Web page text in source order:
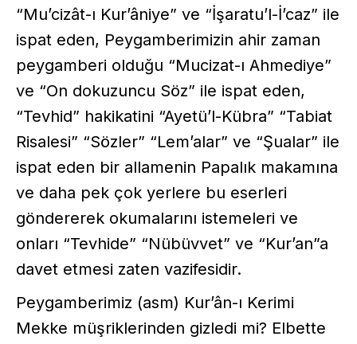
“Mu’cizât-ı Kur’âniye” ve “İşaratu’l-İ’caz” ile
ispat eden, Peygamberimizin ahir zaman
peygamberi olduğu “Mucizat-ı Ahmediye”
ve “On dokuzuncu Söz” ile ispat eden,
“Tevhid” hakikatini “Ayetü’l-Kübra” “Tabiat
Risalesi” “Sözler” “Lem’alar” ve “Şualar” ile
ispat eden bir allamenin Papalık makamına
ve daha pek çok yerlere bu eserleri
göndererek okumalarını istemeleri ve
onları “Tevhide” “Nübüvvet” ve “Kur’an”a
davet etmesi zaten vazifesidir.
Peygamberimiz (asm) Kur’ân-ı Kerimi
Mekke müşriklerinden gizledi mi? Elbette